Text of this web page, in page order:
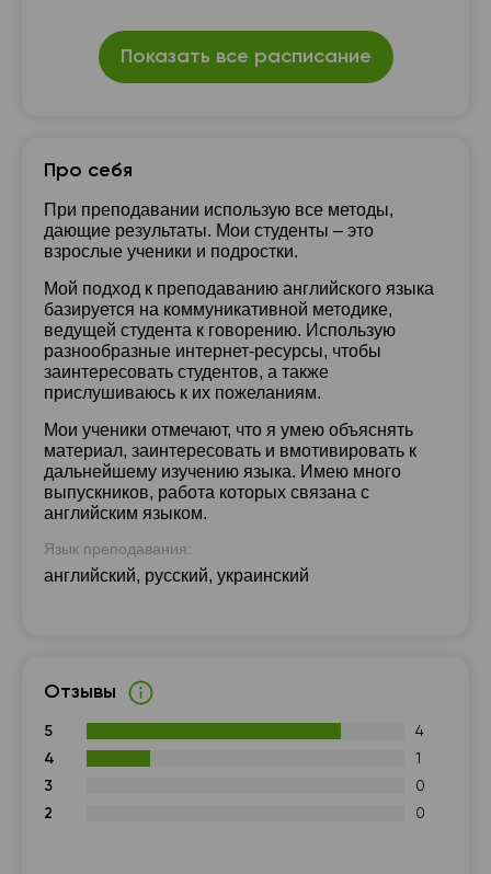
Показать все расписание
Про себя
При преподавании использую все методы,
дающие результаты. Мои студенты – это
взрослые ученики и подростки.
Мой подход к преподаванию английского языка
базируется на коммуникативной методике,
ведущей студента к говорению. Использую
разнообразные интернет-ресурсы, чтобы
заинтересовать студентов, а также
прислушиваюсь к их пожеланиям.
Мои ученики отмечают, что я умею объяснять
материал, заинтересовать и вмотивировать к
дальнейшему изучению языка. Имею много
выпускников, работа которых связана с
английским языком.
Язык преподавания:
английский, русский, украинский
Отзывы
5
4
4
1
3
0
2
0